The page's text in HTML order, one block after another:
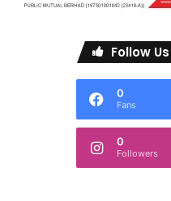
Follow Us
0
Fans
0
Followers